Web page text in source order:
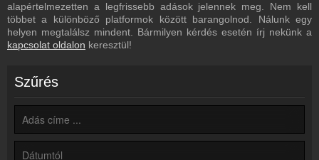
Hírek
Rádió Szentendre kapcsolatos hírek
Kapcsolat
Partnerek
Rádiós partnerek
Rádió beágyazás
Ágyazd be weboldaladba
alapértelmezetten a legfrissebb adások jelennek meg. Nem kell
többet a különböző platformok között barangolnod. Nálunk egy
helyen megtalálsz mindent. Bármilyen kérdés esetén írj nekünk a
kapcsolat oldalon keresztül!
Szűrés